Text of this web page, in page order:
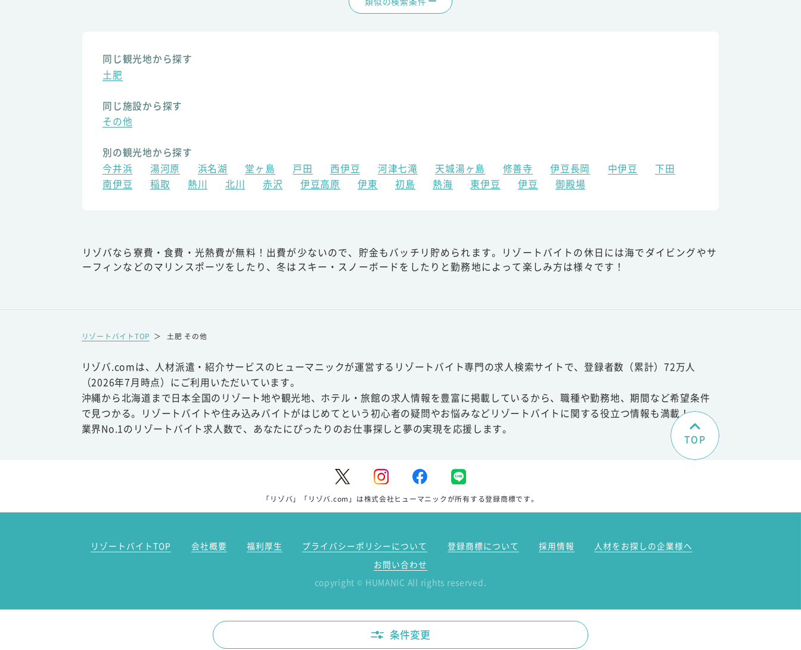
同じ観光地から探す
土肥
同じ施設から探す
その他
別の観光地から探す
今井浜
湯河原 浜名湖 堂ヶ島 戸田 西伊豆 河津七滝 天城湯ヶ島 修善寺 伊豆長岡 中伊豆
下田
南伊豆
稲取 熱川 北川 赤沢 伊豆高原 伊東 初島 熱海 東伊豆 伊豆 御殿場
リゾバなら寮費・食費・光熱費が無料！出費が少ないので、貯金もバッチリ貯められます。リゾートバイトの休日には海でダイビングやサ
ーフィンなどのマリンスポーツをしたり、冬はスキー・スノーボードをしたりと勤務地によって楽しみ方は様々です！
リゾートバイトTOP ＞ 土肥 その他
リゾバ.comは、人材派遣・紹介サービスのヒューマニックが運営するリゾートバイト専門の求人検索サイトで、登録者数（累計）72万人
（2026年7月時点）にご利用いただいています。
沖縄から北海道まで日本全国のリゾート地や観光地、ホテル・旅館の求人情報を豊富に掲載しているから、職種や勤務地、期間など希望条件
で見つかる。リゾートバイトや住み込みバイトがはじめてという初心者の疑問やお悩みなどリゾートバイトに関する役立つ情報も満載！
業界No.1のリゾートバイト求人数で、あなたにぴったりのお仕事探しと夢の実現を応援します。
TOP
「リゾバ」「リゾバ.com」は株式会社ヒューマニックが所有する登録商標です。
リゾートバイトTOP 会社概要 福利厚生 プライバシーポリシーについて 登録商標について 採用情報
人材をお探しの企業様へ
お問い合わせ
copyright © HUMANIC All rights reserved.
条件変更